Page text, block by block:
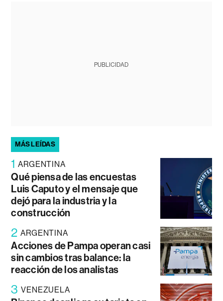
PUBLICIDAD
MÁS LEÍDAS
1 ARGENTINA
Qué piensa de las encuestas
Luis Caputo y el mensaje que
dejó para la industria y la
construcción
2 ARGENTINA
Acciones de Pampa operan casi
sin cambios tras balance: la
reacción de los analistas
3 VENEZUELA